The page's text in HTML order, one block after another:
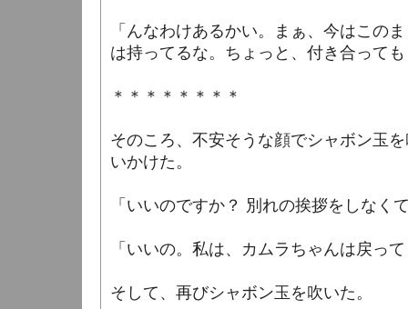
「んなわけあるかい。まぁ、今はこの
は持ってるな。ちょっと、付き合って
＊＊＊＊＊＊＊＊
そのころ、不安そうな顔でシャボン玉
いかけた。
「いいのですか？ 別れの挨拶をしなく
「いいの。私は、カムラちゃんは戻っ
そして、再びシャボン玉を吹いた。